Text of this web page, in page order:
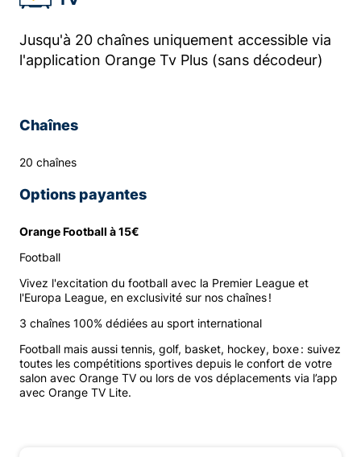
Jusqu'à 20 chaînes uniquement accessible via
l'application Orange Tv Plus (sans décodeur)
Chaînes
20 chaînes
Options payantes
Orange Football à 15€
Football
Vivez l'excitation du football avec la Premier League et
l'Europa League, en exclusivité sur nos chaînes !
3 chaînes 100% dédiées au sport international
Football mais aussi tennis, golf, basket, hockey, boxe : suivez
toutes les compétitions sportives depuis le confort de votre
salon avec Orange TV ou lors de vos déplacements via l’app
avec Orange TV Lite.